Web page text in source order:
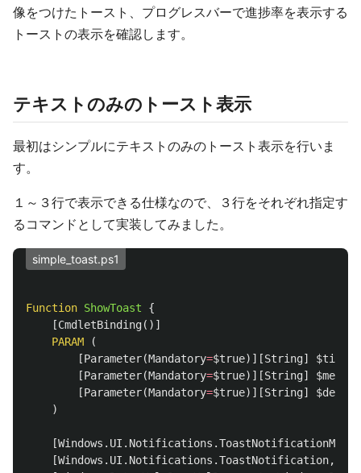
像をつけたトースト、プログレスバーで進捗率を表示する
トーストの表示を確認します。
テキストのみのトースト表示
最初はシンプルにテキストのみのトースト表示を行いま
す。
１～３行で表示できる仕様なので、３行をそれぞれ指定す
るコマンドとして実装してみました。
simple_toast.ps1
Function ShowToast
{
[CmdletBinding()]
PARAM
(
[Parameter(Mandatory=$true)][String] $title
[Parameter(Mandatory=$true)][String]
[Parameter(Mandatory=$true)][String]
$detail
)
[
[Windows.UI.Notifications.ToastNotification,